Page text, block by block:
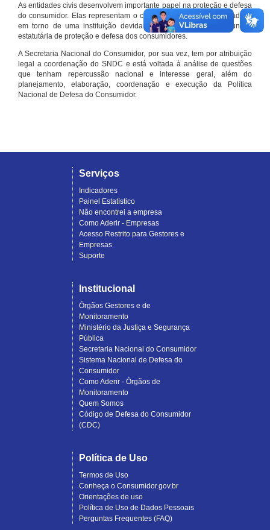
As entidades civis desenvolvem importante papel na proteção e defesa
do consumidor. Elas representam o conjunto organizado de cidadãos
em torno de uma instituição devidamente registrada e com função
estatutária de proteção e defesa dos consumidores.
A Secretaria Nacional do Consumidor, por sua vez, tem por atribuição
legal a coordenação do SNDC e está voltada à análise de questões
que tenham repercussão nacional e interesse geral, além do
planejamento, elaboração, coordenação e execução da Política
Nacional de Defesa do Consumidor.
Serviços
Indicadores
Painel Estatístico
Não encontrei a empresa
Como Aderir - Empresas
Acesso Restrito para Gestores e
Empresas
Suporte
Institucional
Órgãos Gestores e de
Monitoramento
Ministério da Justiça e Segurança
Pública
Secretaria Nacional do Consumidor
Sistema Nacional de Defesa do
Consumidor
Como Aderir - Órgãos de
Monitoramento
Quem Somos
Código de Defesa do Consumidor
(CDC)
Política de Uso
Termos de Uso
Conheça o Consumidor.gov.br
Orientações de uso
Política de Uso de Dados Pessoais
Perguntas Frequentes (FAQ)